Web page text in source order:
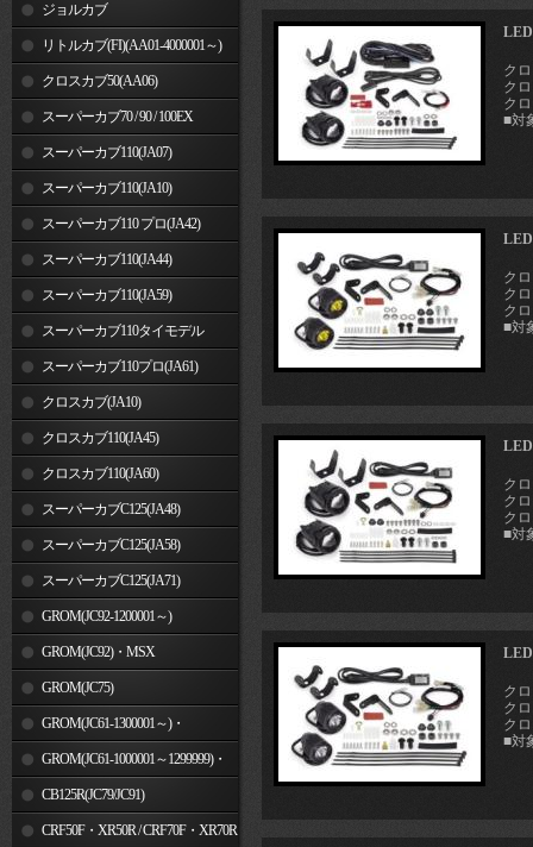
ジョルカブ
リトルカブ(FI)(AA01-4000001～)
クロスカブ50(AA06)
スーパーカブ70 / 90 / 100EX
スーパーカブ110(JA07)
スーパーカブ110(JA10)
スーパーカブ110 プロ(JA42)
スーパーカブ110(JA44)
スーパーカブ110(JA59)
スーパーカブ110タイモデル
(MLHJA56)
スーパーカブ110プロ(JA61)
クロスカブ(JA10)
クロスカブ110(JA45)
クロスカブ110(JA60)
スーパーカブC125(JA48)
スーパーカブC125(JA58)
スーパーカブC125(JA71)
GROM(JC92-1200001～)
GROM(JC92)・MSX
GROM(MLHJC92)
GROM(JC75)
GROM(JC61-1300001～)・
MSX125SF
GROM(JC61-1000001～1299999)・
MSX125CB125R(JC79/JC91)
CRF50F・XR50R / CRF70F・XR70R
ク
ク
ク
■対
ク
ク
ク
■対
ク
ク
ク
■対
ク
ク
ク
■対